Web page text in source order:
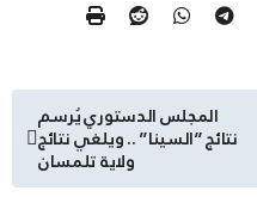
المجلس الدستوري يُرسم
نتائج “السينا” .. ويلغي نتائج
ولاية تلمسان